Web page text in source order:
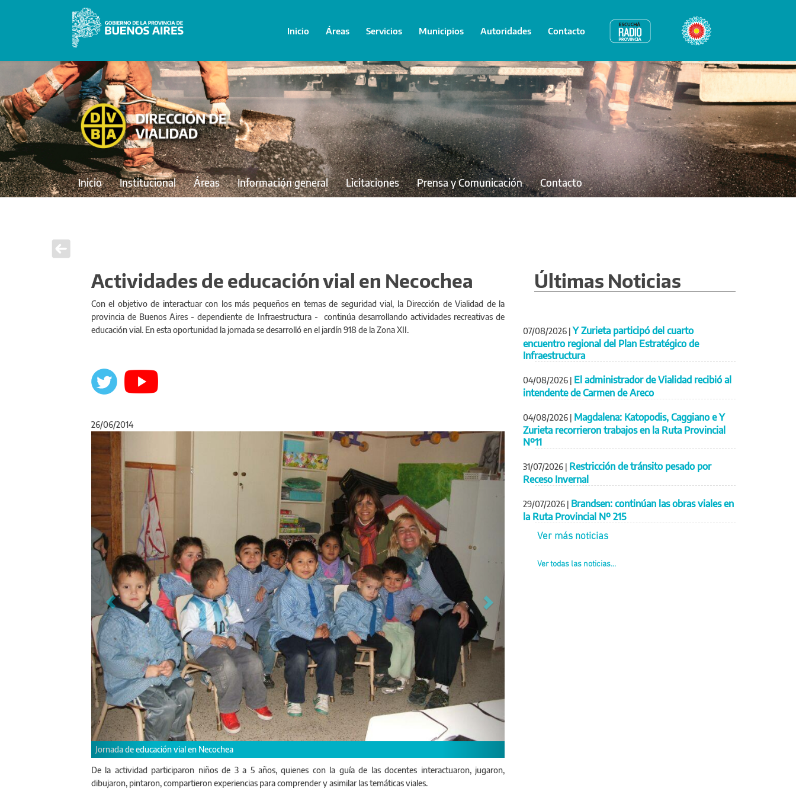
Inicio Áreas Servicios Municipios Autoridades Contacto Radio Provincia Bicentenario
Inicio Institucional Áreas Información general Licitaciones Prensa y Comunicación Contacto
Actividades de educación vial en Necochea
Con el objetivo de interactuar con los más pequeños en temas de seguridad vial, la Dirección de Vialidad de la
provincia de Buenos Aires - dependiente de Infraestructura - continúa desarrollando actividades recreativas de
educación vial. En esta oportunidad la jornada se desarrolló en el jardín 918 de la Zona XII.
26/06/2014
Educación vial en el jardín 918, Zona XII - Necochea
Siguiente
De la actividad participaron niños de 3 a 5 años, quienes con la guía de las docentes interactuaron, jugaron,
dibujaron, pintaron, compartieron experiencias para comprender y asimilar las temáticas viales.
Últimas Noticias
07/08/2026 | Y Zurieta participó del cuarto
encuentro regional del Plan Estratégico de
Infraestructura
04/08/2026 | El administrador de Vialidad recibió al
intendente de Carmen de Areco
04/08/2026 | Magdalena: Katopodis, Caggiano e Y
Zurieta recorrieron trabajos en la Ruta Provincial
Nº11
31/07/2026 | Restricción de tránsito pesado por
Receso Invernal
29/07/2026 | Brandsen: continúan las obras viales en
la Ruta Provincial Nº 215
Ver más noticias
Ver todas las noticias...